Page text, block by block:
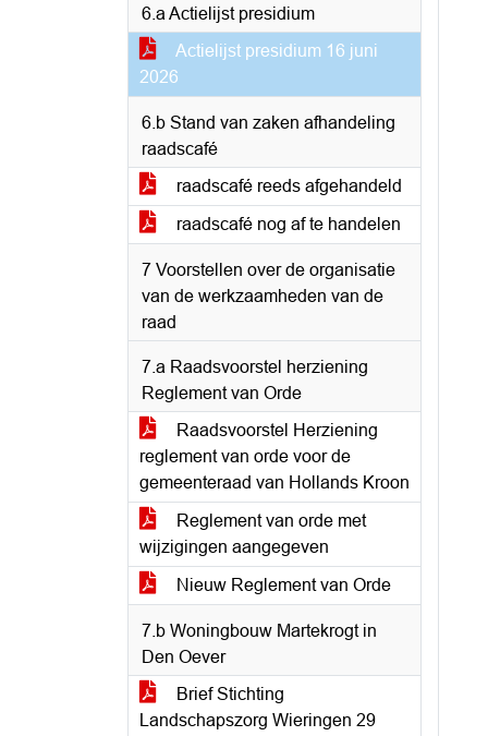
6.a Actielijst presidium
Actielijst presidium 16 juni
2026
6.b Stand van zaken afhandeling
raadscafé
raadscafé reeds afgehandeld
raadscafé nog af te handelen
7 Voorstellen over de organisatie
van de werkzaamheden van de
raad
7.a Raadsvoorstel herziening
Reglement van Orde
Raadsvoorstel Herziening
reglement van orde voor de
gemeenteraad van Hollands Kroon
Reglement van orde met
wijzigingen aangegeven
Nieuw Reglement van Orde
7.b Woningbouw Martekrogt in
Den Oever
Brief Stichting
Landschapszorg Wieringen 29